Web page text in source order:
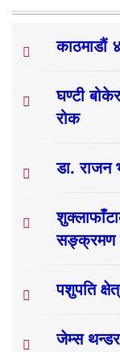
काठमाडौं
घण्टी
रोक
डा. राजन
सङ्क्रमण
पशुपति
जेम्स